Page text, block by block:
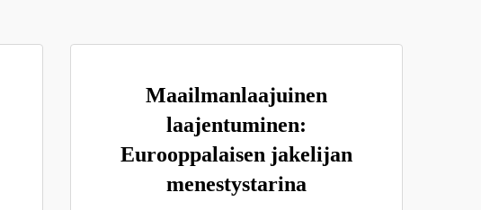
Maailmanlaajuinen
laajentuminen:
Eurooppalaisen jakelijan
menestystarina